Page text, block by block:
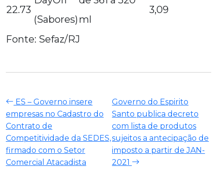
22.73
(Sabores)ml
3,09
Fonte: Sefaz/RJ
ES – Governo insere
empresas no Cadastro do
Contrato de
Competitividade da SEDES,
firmado com o Setor
Comercial Atacadista
Governo do Espirito
Santo publica decreto
com lista de produtos
sujeitos a antecipação de
imposto a partir de JAN-
2021